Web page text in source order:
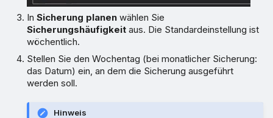
InSicherung planen wählen Sie
Sicherungshäufigkeit aus. Die Standardeinstellung ist
wöchentlich.
Stellen Sie den Wochentag (bei monatlicher Sicherung:
das Datum) ein, an dem die Sicherung ausgeführt
werden soll.
Hinweis